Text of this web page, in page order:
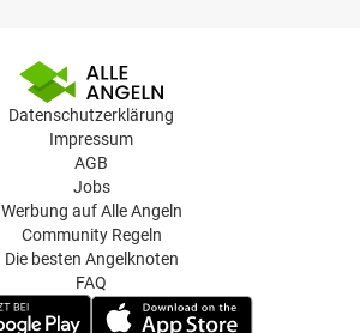
Datenschutzerklärung
Impressum
AGB
Jobs
Werbung auf Alle Angeln
Community Regeln
Die besten Angelknoten
FAQ